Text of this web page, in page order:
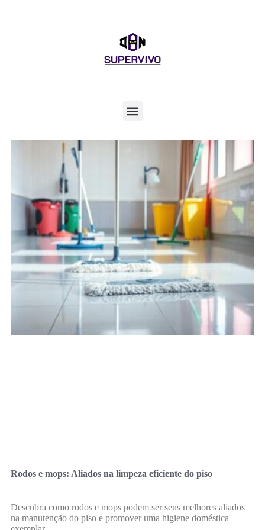
Rodos e mops: Aliados na limpeza eficiente do piso
Descubra como rodos e mops podem ser seus melhores aliados
na manutenção do piso e promover uma higiene doméstica